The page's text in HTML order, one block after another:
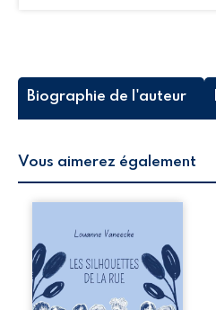
Biographie de l'auteur
Vous aimerez également
la rue donne la
parole à six
personnages
ordinaires,
traversés par des